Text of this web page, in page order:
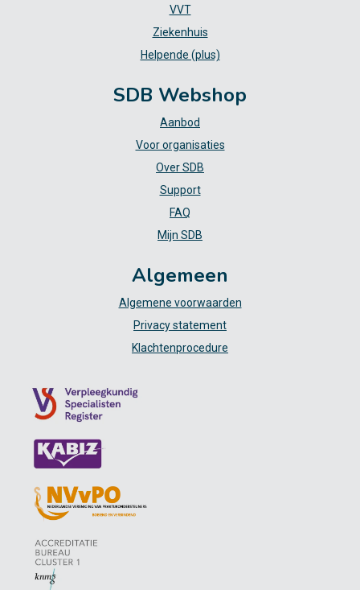
VVT
Ziekenhuis
Helpende (plus)
SDB Webshop
Aanbod
Voor organisaties
Over SDB
Support
FAQ
Mijn SDB
Algemeen
Algemene voorwaarden
Privacy statement
Klachtenprocedure